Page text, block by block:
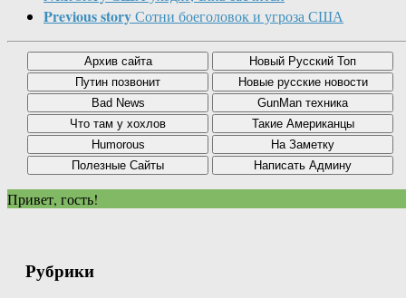
Previous storyСотни боеголовок и угроза США
Привет, гость!
Рубрики